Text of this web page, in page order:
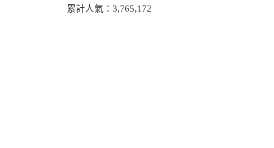
累計人氣： 3,765,172